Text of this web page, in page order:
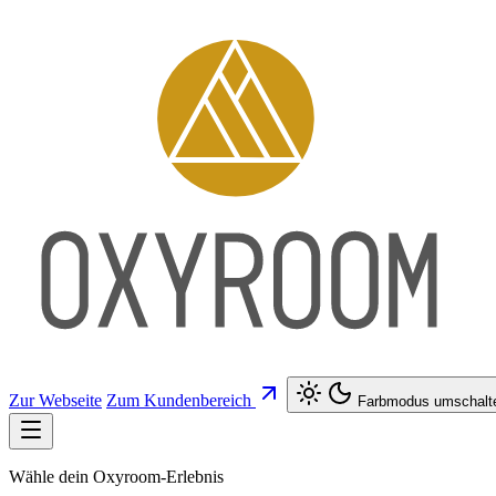
Zur Webseite Zum Kundenbereich Farbmodus
Wähle dein Oxyroom-Erlebnis